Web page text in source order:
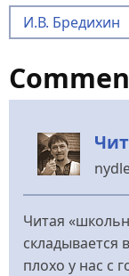
И.В. Бредихин
Читая
складывается
плохо у нас с